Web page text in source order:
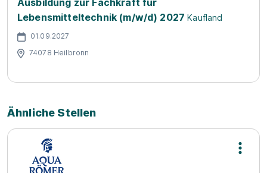
Ausbildung zur Fachkraft für
Lebensmitteltechnik (m/w/d) 2027 Kaufland
01.09.2027
74078 Heilbronn
Ähnliche Stellen